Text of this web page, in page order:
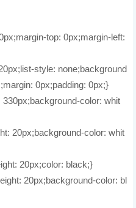
top: 0px;margin-left:
style: none;background
0px;padding: 0px;}
color: whit
20px;background-color: whit
20px;color: black;}
20px;background-color: bl